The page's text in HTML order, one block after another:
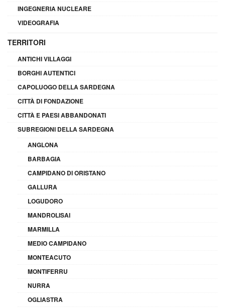
INGEGNERIA NUCLEARE
VIDEOGRAFIA
TERRITORI
ANTICHI VILLAGGI
BORGHI AUTENTICI
CAPOLUOGO DELLA SARDEGNA
CITTÀ DI FONDAZIONE
CITTÀ E PAESI ABBANDONATI
SUBREGIONI DELLA SARDEGNA
ANGLONA
BARBAGIA
CAMPIDANO DI ORISTANO
GALLURA
LOGUDORO
MANDROLISAI
MARMILLA
MEDIO CAMPIDANO
MONTEACUTO
MONTIFERRU
NURRA
OGLIASTRA